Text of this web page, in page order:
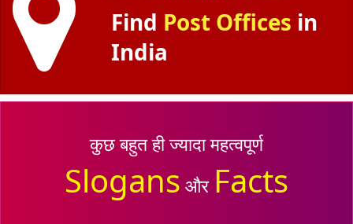
Find Post Offices in
India
कुछ बहुत ही ज्यादा महत्वपूर्ण
Slogans और Facts